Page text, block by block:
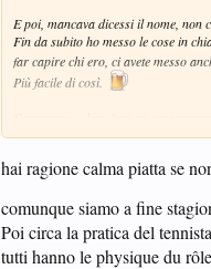
E poi, mancava dicessi il nome, non
Fin da subito ho messo le cose in
far capire chi ero, ci avete messo
Più facile di così.
Comunque volevo fare un post per
visto calma piatta...è una pizza così
hai ragione calma piatta se
comunque siamo a fine
Poi circa la pratica del
tutti hanno le physique du